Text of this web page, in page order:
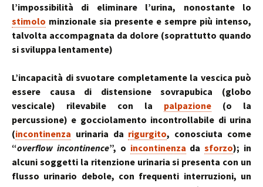
l’impossibilità di eliminare l’urina, nonostante lo
stimolo minzionale sia presente e sempre più intenso,
talvolta accompagnata da dolore (soprattutto quando
si sviluppa lentamente)
L’incapacità di svuotare completamente la vescica può
essere causa di distensione sovrapubica (globo
vescicale) rilevabile con la palpazione (o la
percussione) e gocciolamento incontrollabile di urina
(incontinenza urinaria da rigurgito, conosciuta come
“overflow incontinence”, o incontinenza dasforzo); in
alcuni soggetti la ritenzione urinaria si presenta con un
flusso urinario debole, con frequenti interruzioni, un